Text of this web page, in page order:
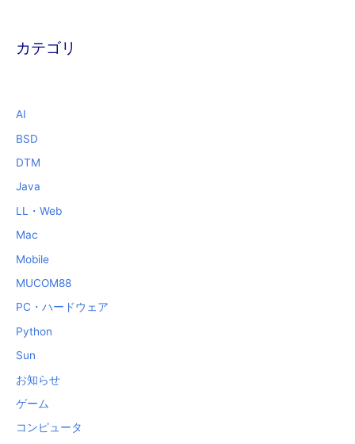
カテゴリ
AI
BSD
DTM
Java
LL・Web
Mac
Mobile
MUCOM88
PC・ハードウェア
Python
Sun
お知らせ
ゲーム
コンピュータ